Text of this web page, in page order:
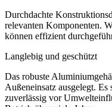
Durchdachte
relevanten Komponenten.
können effizient
Langlebig und geschützt
Das robuste
Außeneinsatz ausgelegt.
zuverlässig vor